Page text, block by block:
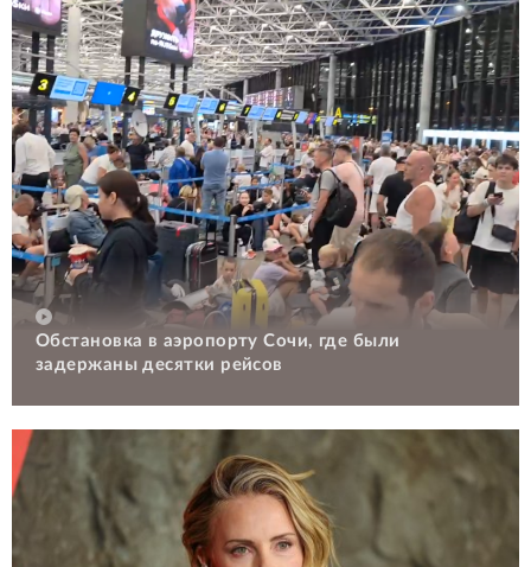
Обстановка в аэропорту Сочи, где были
задержаны десятки рейсов